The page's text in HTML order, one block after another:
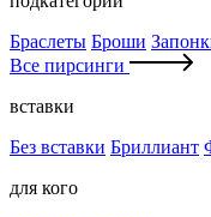
Браслеты Броши
Все пирсинги
вставки
Без вставки Бриллиант
для кого